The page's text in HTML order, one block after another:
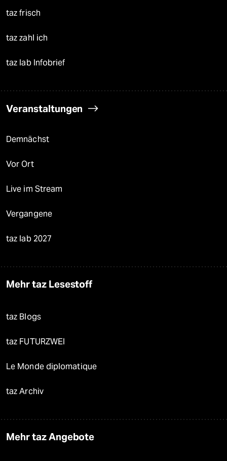
taz frisch
taz zahl ich
taz lab Infobrief
Veranstaltungen
Demnächst
Vor Ort
Live im Stream
Vergangene
taz lab 2027
Mehr taz Lesestoff
taz Blogs
taz FUTURZWEI
Le Monde diplomatique
taz Archiv
Mehr taz Angebote